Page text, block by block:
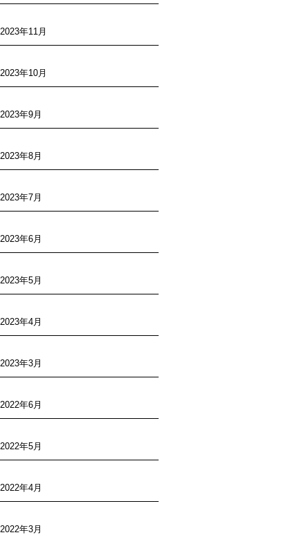
2023年11月
2023年10月
2023年9月
2023年8月
2023年7月
2023年6月
2023年5月
2023年4月
2023年3月
2022年6月
2022年5月
2022年4月
2022年3月